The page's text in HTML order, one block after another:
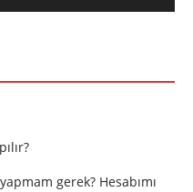
gerek? Hesabımı